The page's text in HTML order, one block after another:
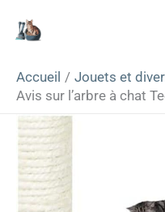
Accueil
Jouets et
Avis sur l’arbre à chat